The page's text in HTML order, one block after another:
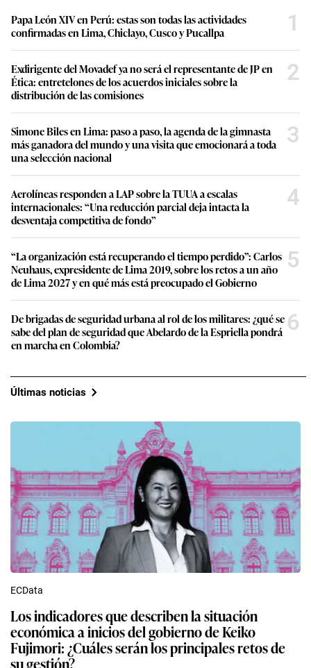
Papa León XIV en Perú: estas son todas las actividades
confirmadas en Lima, Chiclayo, Cusco y Pucallpa
1
Exdirigente del Movadef ya no será el representante de JP en
Ética: entretelones de los acuerdos iniciales sobre la
distribución de las comisiones
2
Simone Biles en Lima: paso a paso, la agenda de la gimnasta
más ganadora del mundo y una visita que emocionará a toda
una selección nacional
3
Aerolíneas responden a LAP sobre la TUUA a escalas
internacionales: “Una reducción parcial deja intacta la
desventaja competitiva de fondo”
4
“La organización está recuperando el tiempo perdido”: Carlos
Neuhaus, expresidente de Lima 2019, sobre los retos a un año
de Lima 2027 y en qué más está preocupado el Gobierno
5
De brigadas de seguridad urbana al rol de los militares: ¿qué se
sabe del plan de seguridad que Abelardo de la Espriella pondrá
en marcha en Colombia?
6
Últimas noticias
ECData
Los indicadores que describen la situación
económica a inicios del gobierno de Keiko
Fujimori: ¿Cuáles serán los principales retos de
su gestión?